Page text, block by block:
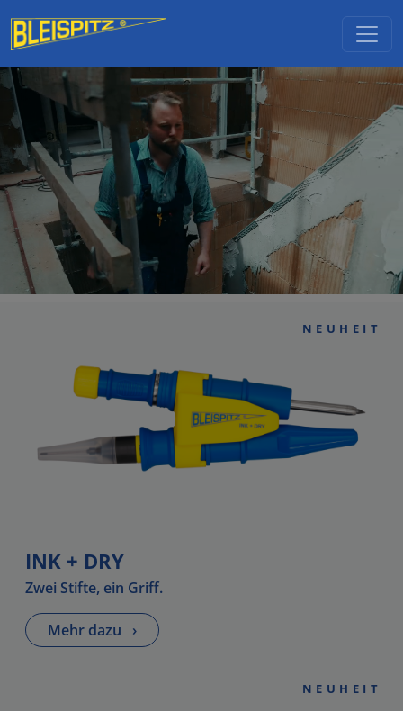
NEUHEIT
INK + DRY
Zwei Stifte, ein Griff.
Mehr dazu ›
NEUHEIT